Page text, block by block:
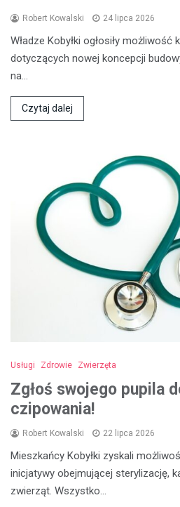
Robert Kowalski 24 lipca 2026
Władze Kobyłki ogłosiły
dotyczących nowej koncepcji
na…
Czytaj dalej
Usługi Zdrowie Zwierzęta
Zgłoś swojego pupila
czipowania!
Robert Kowalski 22 lipca 2026
Mieszkańcy Kobyłki zyskali
inicjatywy obejmującej sterylizację,
zwierząt. Wszystko…